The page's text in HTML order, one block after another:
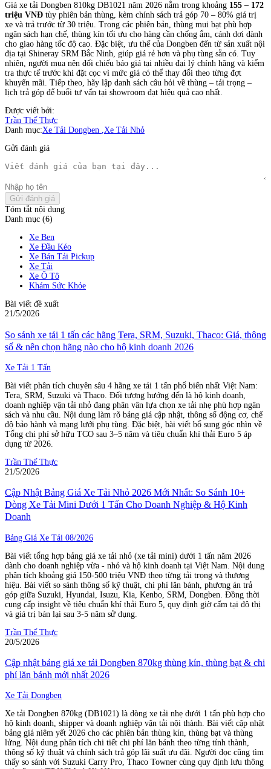
Giá xe tải Dongben 810kg DB1021 năm 2026 nằm trong khoảng 155 – 172
triệu VNĐ tùy phiên bản thùng, kèm chính sách trả góp 70 – 80% giá trị
xe và trả trước từ 30 triệu. Trong các phiên bản, thùng mui bạt phù hợp
ngân sách hạn chế, thùng kín tối ưu cho hàng cần chống ẩm, cánh dơi dành
cho giao hàng tốc độ cao. Đặc biệt, ưu thế của Dongben đến từ sản xuất nội
địa tại Shineray SRM Bắc Ninh, giúp giá rẻ hơn và phụ tùng sẵn có. Tuy
nhiên, người mua nên đối chiếu báo giá tại nhiều đại lý chính hãng và kiểm
tra thực tế trước khi đặt cọc vì mức giá có thể thay đổi theo từng đợt
khuyến mãi. Tiếp theo, hãy lập danh sách câu hỏi về thùng – tải trọng –
lịch trả góp để buổi tư vấn tại showroom đạt hiệu quả cao nhất.
Được viết bởi:
Trần Thế Thực
Danh mục:Xe Tải Dongben ,Xe Tải Nhỏ
Gửi đánh giá
Gửi đánh giá
Tóm tắt nội dung
Danh mục (6)
Xe Ben
Xe Đầu Kéo
Xe Bán Tải Pickup
Xe Tải
Xe Ô Tô
Khám Sức Khỏe
Bài viết đề xuất
21/5/2026
So sánh xe tải 1 tấn các hãng Tera, SRM, Suzuki, Thaco: Giá, thông
số & nên chọn hãng nào cho hộ kinh doanh 2026
Xe Tải 1 Tấn
Bài viết phân tích chuyên sâu 4 hãng xe tải 1 tấn phổ biến nhất Việt Nam:
Tera, SRM, Suzuki và Thaco. Đối tượng hướng đến là hộ kinh doanh,
doanh nghiệp vận tải nhỏ đang phân vân lựa chọn xe tải nhẹ phù hợp ngân
sách và nhu cầu. Nội dung làm rõ bảng giá cập nhật, thông số động cơ, chế
độ bảo hành và mạng lưới phụ tùng. Đặc biệt, bài viết bổ sung góc nhìn về
Tổng chi phí sở hữu TCO sau 3–5 năm và tiêu chuẩn khí thải Euro 5 áp
dụng từ 2026.
Trần Thế Thực
21/5/2026
Cập Nhật Bảng Giá Xe Tải Nhỏ 2026 Mới Nhất: So Sánh 10+
Dòng Xe Tải Mini Dưới 1 Tấn Cho Doanh Nghiệp & Hộ Kinh
Doanh
Bảng Giá Xe Tải 08/2026
Bài viết tổng hợp bảng giá xe tải nhỏ (xe tải mini) dưới 1 tấn năm 2026
dành cho doanh nghiệp vừa - nhỏ và hộ kinh doanh tại Việt Nam. Nội dung
phân tích khoảng giá 150-500 triệu VNĐ theo từng tải trọng và thương
hiệu. Bài viết so sánh thông số kỹ thuật, chi phí lăn bánh, phương án trả
góp giữa Suzuki, Hyundai, Isuzu, Kia, Kenbo, SRM, Dongben. Đồng thời
cung cấp insight về tiêu chuẩn khí thải Euro 5, quy định giờ cấm tại đô thị
và giá trị bán lại sau 3-5 năm sử dụng.
Trần Thế Thực
20/5/2026
Cập nhật bảng giá xe tải Dongben 870kg thùng kín, thùng bạt & chi
phí lăn bánh mới nhất 2026
Xe Tải Dongben
Xe tải Dongben 870kg (DB1021) là dòng xe tải nhẹ dưới 1 tấn phù hợp cho
hộ kinh doanh, shipper và doanh nghiệp vận tải nội thành. Bài viết cập nhật
bảng giá niêm yết 2026 cho các phiên bản thùng kín, thùng bạt và thùng
lửng. Nội dung phân tích chi tiết chi phí lăn bánh theo từng tỉnh thành,
thông số kỹ thuật và chính sách trả góp lãi suất ưu đãi. Người đọc cũng tìm
thấy so sánh với Suzuki Carry Pro, Thaco Towner cùng quy định lưu thông